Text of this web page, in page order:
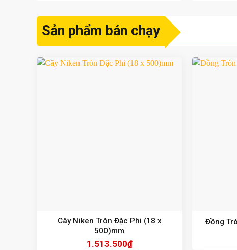
Sản phẩm bán chạy
Cây Niken Tròn Đặc Phi (18 x
500)mm
1.513.500₫
Đồng